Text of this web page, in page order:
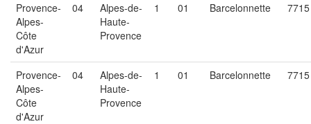
Provence-
Alpes-
Côte
d'Azur
04
Alpes-de-
Haute-
Provence
1 01 Barcelonnette 7715
Provence-
Alpes-
Côte
d'Azur
04
Alpes-de-
Haute-
Provence
1 01 Barcelonnette 7715